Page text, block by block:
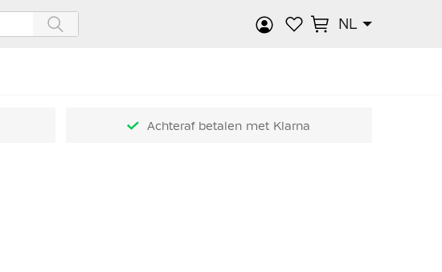
NL
Achteraf betalen met Klarna